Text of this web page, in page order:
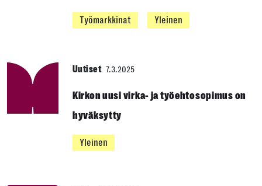
Työmarkkinat Yleinen
Uutiset 7.3.2025
Kirkon uusi virka- ja työehtosopimus on
hyväksytty
Yleinen